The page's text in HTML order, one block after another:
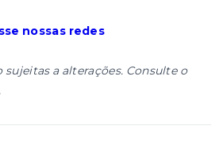
nossas redes
a alterações. Consulte o